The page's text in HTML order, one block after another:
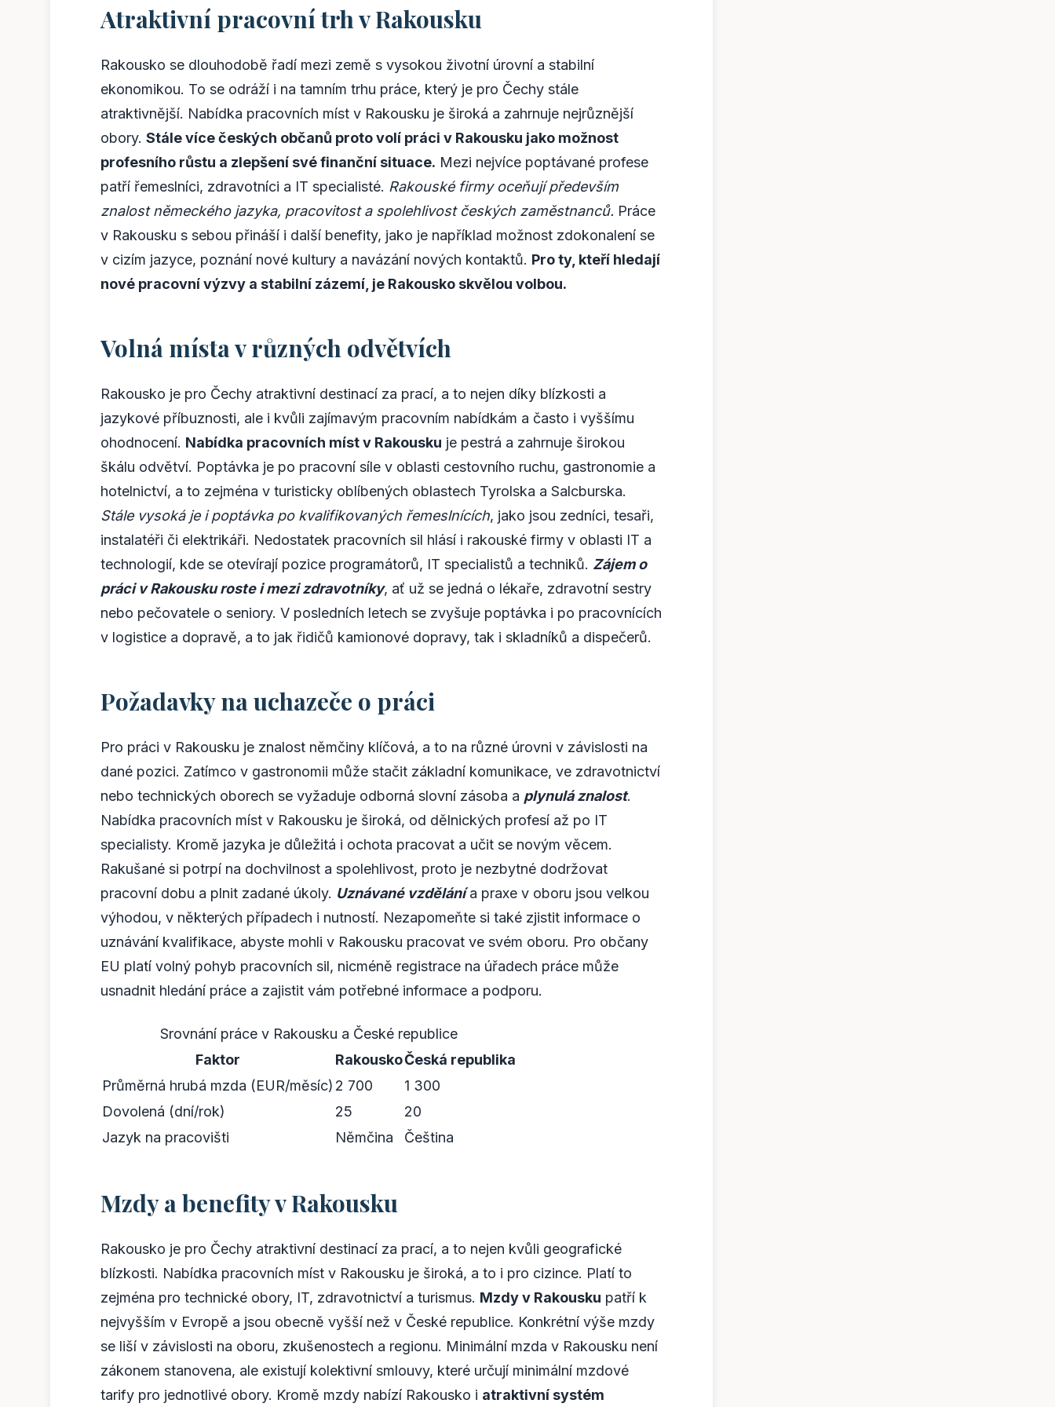
Atraktivní pracovní trh v Rakousku
Rakousko se dlouhodobě řadí mezi země s vysokou životní úrovní a stabilní
ekonomikou. To se odráží i na tamním trhu práce, který je pro Čechy stále
atraktivnější. Nabídka pracovních míst v Rakousku je široká a zahrnuje nejrůznější
obory. Stále více českých občanů proto volí práci v Rakousku jako možnost
profesního růstu a zlepšení své finanční situace. Mezi nejvíce poptávané profese
patří řemeslníci, zdravotníci a IT specialisté. Rakouské firmy oceňují především
znalost německého jazyka, pracovitost a spolehlivost českých zaměstnanců. Práce
v Rakousku s sebou přináší i další benefity, jako je například možnost zdokonalení se
v cizím jazyce, poznání nové kultury a navázání nových kontaktů. Pro ty, kteří hledají
nové pracovní výzvy a stabilní zázemí, je Rakousko skvělou volbou.
Volná místa v různých odvětvích
Rakousko je pro Čechy atraktivní destinací za prací, a to nejen díky blízkosti a
jazykové příbuznosti, ale i kvůli zajímavým pracovním nabídkám a často i vyššímu
ohodnocení. Nabídka pracovních míst v Rakousku je pestrá a zahrnuje širokou
škálu odvětví. Poptávka je po pracovní síle v oblasti cestovního ruchu, gastronomie a
hotelnictví, a to zejména v turisticky oblíbených oblastech Tyrolska a Salcburska.
Stále vysoká je i poptávka po kvalifikovaných řemeslnících, jako jsou zedníci, tesaři,
instalatéři či elektrikáři. Nedostatek pracovních sil hlásí i rakouské firmy v oblasti IT a
technologií, kde se otevírají pozice programátorů, IT specialistů a techniků. Zájem o
práci v Rakousku roste i mezi zdravotníky, ať už se jedná o lékaře, zdravotní sestry
nebo pečovatele o seniory. V posledních letech se zvyšuje poptávka i po pracovnících
v logistice a dopravě, a to jak řidičů kamionové dopravy, tak i skladníků a dispečerů.
Požadavky na uchazeče o práci
Pro práci v Rakousku je znalost němčiny klíčová, a to na různé úrovni v závislosti na
dané pozici. Zatímco v gastronomii může stačit základní komunikace, ve zdravotnictví
nebo technických oborech se vyžaduje odborná slovní zásoba a plynulá znalost.
Nabídka pracovních míst v Rakousku je široká, od dělnických profesí až po IT
specialisty. Kromě jazyka je důležitá i ochota pracovat a učit se novým věcem.
Rakušané si potrpí na dochvilnost a spolehlivost, proto je nezbytné dodržovat
pracovní dobu a plnit zadané úkoly. Uznávané vzdělánía praxe v oboru jsou velkou
výhodou, v některých případech i nutností. Nezapomeňte si také zjistit informace o
uznávání kvalifikace, abyste mohli v Rakousku pracovat ve svém oboru. Pro občany
EU platí volný pohyb pracovních sil, nicméně registrace na úřadech práce může
usnadnit hledání práce a zajistit vám potřebné informace a podporu.
Srovnání práce v Rakousku a České republice
Faktor
RakouskoČeská republika
Průměrná hrubá mzda (EUR/měsíc) 2 700
1 300
Dovolená (dní/rok)
25
20
Jazyk na pracovišti
Němčina Čeština
Mzdy a benefity v Rakousku
Rakousko je pro Čechy atraktivní destinací za prací, a to nejen kvůli geografické
blízkosti. Nabídka pracovních míst v Rakousku je široká, a to i pro cizince. Platí to
zejména pro technické obory, IT, zdravotnictví a turismus. Mzdy v Rakousku patří k
nejvyšším v Evropě a jsou obecně vyšší než v České republice. Konkrétní výše mzdy
se liší v závislosti na oboru, zkušenostech a regionu. Minimální mzda v Rakousku není
zákonem stanovena, ale existují kolektivní smlouvy, které určují minimální mzdové
tarify pro jednotlivé obory. Kromě mzdy nabízí Rakousko i atraktivní systém